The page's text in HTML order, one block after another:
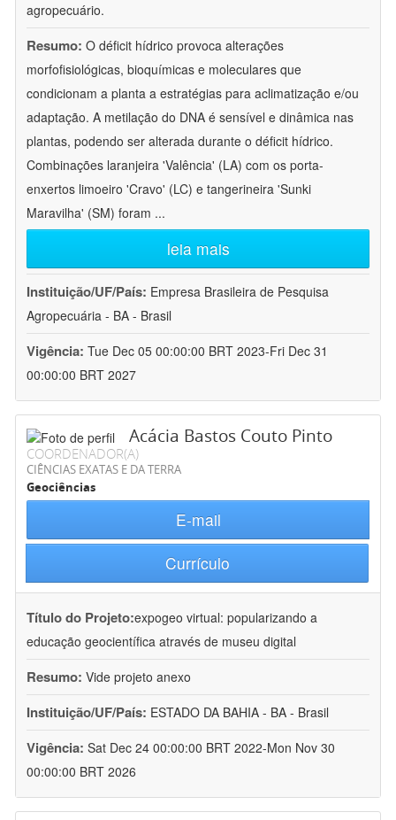
agropecuário.
Resumo: O déficit hídrico provoca alterações
morfofisiológicas, bioquímicas e moleculares que
condicionam a planta a estratégias para aclimatização e/ou
adaptação. A metilação do DNA é sensível e dinâmica nas
plantas, podendo ser alterada durante o déficit hídrico.
Combinações laranjeira 'Valência' (LA) com os porta-
enxertos limoeiro 'Cravo' (LC) e tangerineira 'Sunki
Maravilha' (SM) foram ...
leia mais
Instituição/UF/País: Empresa Brasileira de Pesquisa
Agropecuária - BA - Brasil
Vigência: Tue Dec 05 00:00:00 BRT 2023-Fri Dec 31
00:00:00 BRT 2027
Acácia Bastos Couto Pinto
COORDENADOR(A)
CIÊNCIAS EXATAS E DA TERRA
Geociências
E-mail
Currículo
Título do Projeto:expogeo virtual: popularizando a
educação geocientífica através de museu digital
Resumo: Vide projeto anexo
Instituição/UF/País: ESTADO DA BAHIA - BA - Brasil
Vigência: Sat Dec 24 00:00:00 BRT 2022-Mon Nov 30
00:00:00 BRT 2026